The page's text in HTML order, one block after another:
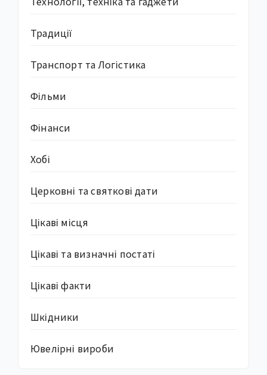
Традиції
Транспорт та Логістика
Фільми
Фінанси
Хобі
Церковні та святкові дати
Цікаві місця
Цікаві та визначні постаті
Цікаві факти
Шкідники
Ювелірні вироби